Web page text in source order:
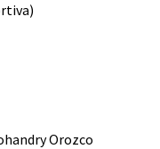
Orozco